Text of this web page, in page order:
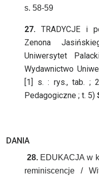
s. 58-59
27. TRADYCJE i
Zenona
Uniwersytet
Wydawnictwo
[1] s. : rys., tab. ;
Pedagogiczne ; t. 5)
DANIA
28. EDUKACJA w
reminiscencje /